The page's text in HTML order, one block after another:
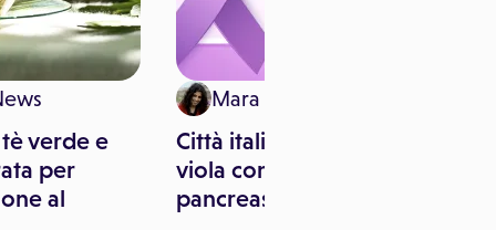
verde e
per
al
Mara Pitari
Città italiane illuminate di
viola contro il tumore al
pancreas